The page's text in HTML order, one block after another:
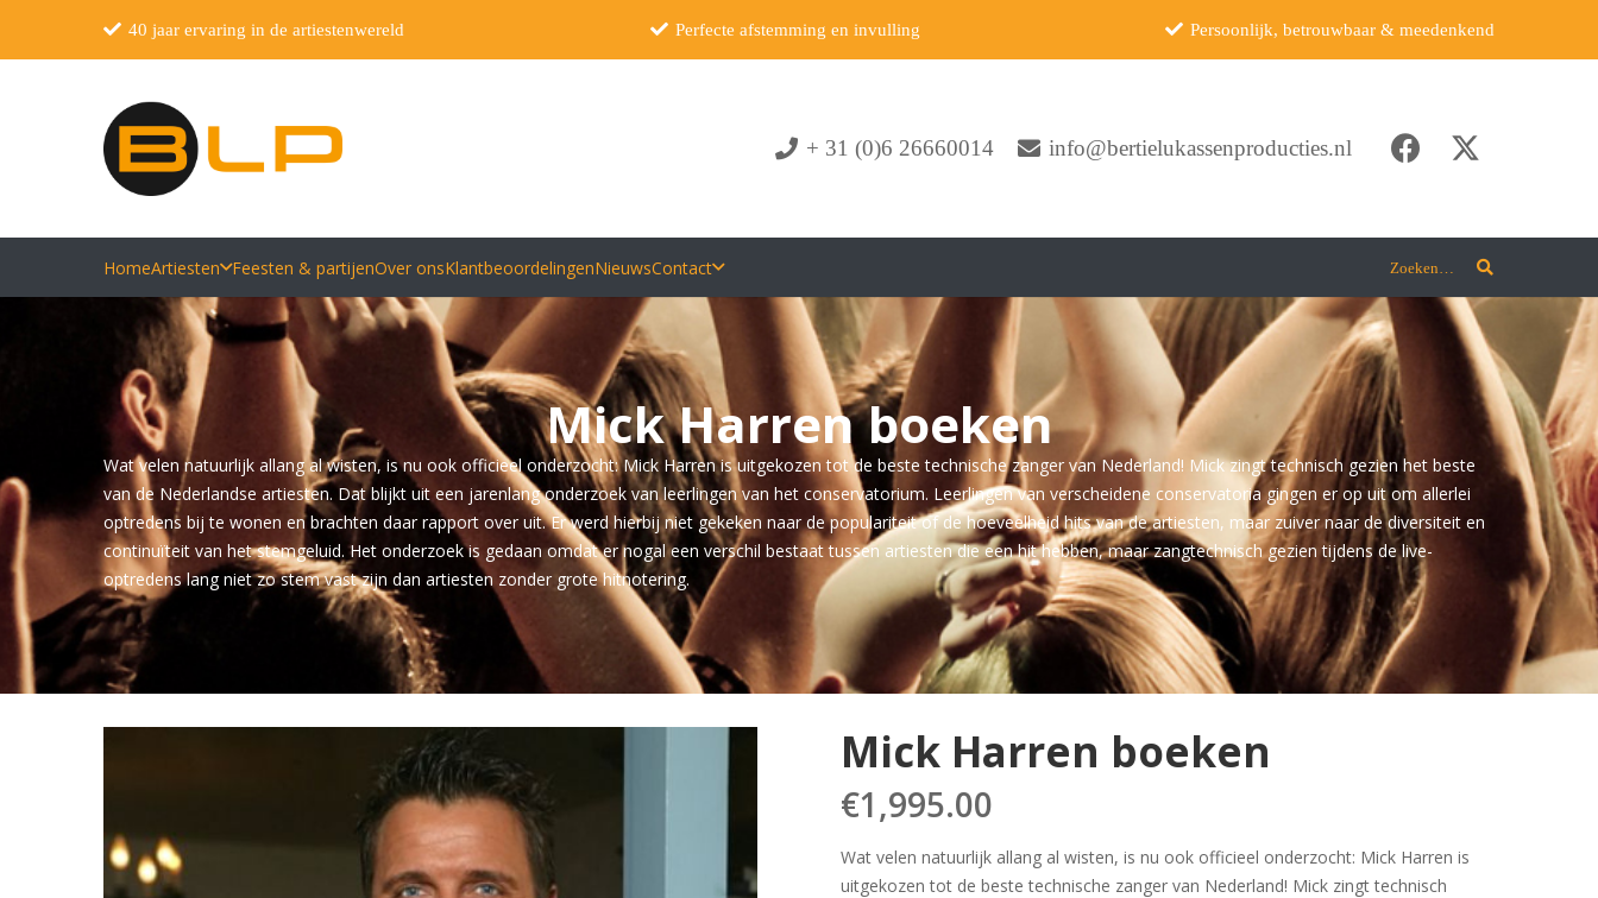
40 jaar ervaring in de artiestenwereld Perfecte afstemming en invulling Persoonlijk, betrouwbaar & meedenkend
+ 31 (0)6 26660014 info@bertielukassenproducties.nl
HomeArtiesten Feesten & partijenOver onsKlantbeoordelingenNieuwsContact Zoeken…
Mick Harren boeken
Wat velen natuurlijk allang al wisten, is nu ook officieel onderzocht: Mick Harren is uitgekozen tot de beste technische zanger van Nederland! Mick zingt technisch gezien het beste
van de Nederlandse artiesten. Dat blijkt uit een jarenlang onderzoek van leerlingen van het conservatorium. Leerlingen van verscheidene conservatoria gingen er op uit om allerlei
optredens bij te wonen en brachten daar rapport over uit. Er werd hierbij niet gekeken naar de populariteit of de hoeveelheid hits van de artiesten, maar zuiver naar de diversiteit en
continuïteit van het stemgeluid. Het onderzoek is gedaan omdat er nogal een verschil bestaat tussen artiesten die een hit hebben, maar zangtechnisch gezien tijdens de live-
optredens lang niet zo stem vast zijn dan artiesten zonder grote hitnotering.
Mick Harren boeken
€1,995.00
Wat velen natuurlijk allang al wisten, is nu ook officieel onderzocht: Mick Harren is
uitgekozen tot de beste technische zanger van Nederland! Mick zingt technisch